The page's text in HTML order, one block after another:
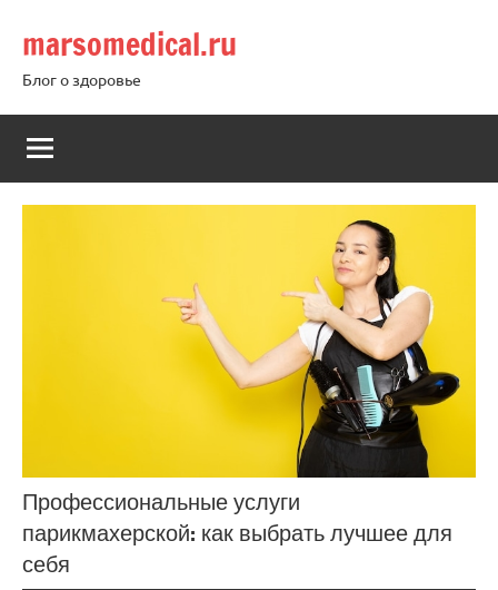
содержимому
marsomedical.ru
Блог о здоровье
Профессиональные услуги
парикмахерской: как выбрать лучшее для
себя